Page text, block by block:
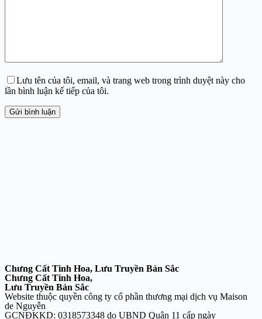
Lưu tên của tôi, email, và trang web trong trình duyệt này cho
lần bình luận kế tiếp của tôi.
Gửi bình luận
Chưng Cất Tinh Hoa, Lưu Truyền Bản Sắc
Chưng Cất Tinh Hoa,
Lưu Truyền Bản Sắc
Website thuộc quyền công ty cổ phần thương mại dịch vụ Maison
de Nguyễn
GCNĐKKD: 0318573348 do UBND Quận 11 cấp ngày